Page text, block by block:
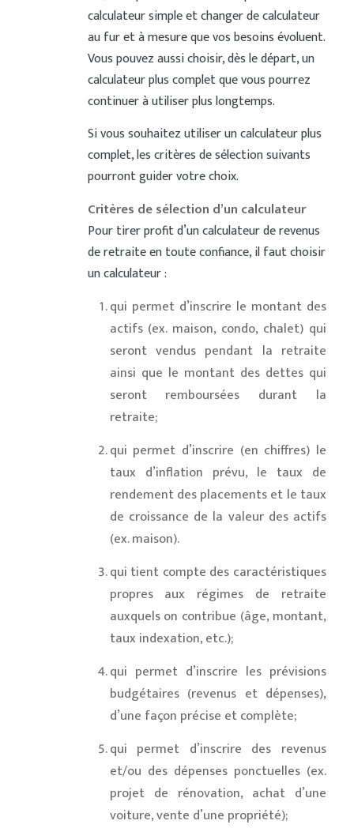
calculateur simple et changer de calculateur
au fur et à mesure que vos besoins évoluent.
Vous pouvez aussi choisir, dès le départ, un
calculateur plus complet que vous pourrez
continuer à utiliser plus longtemps.
Si vous souhaitez utiliser un calculateur plus
complet, les critères de sélection suivants
pourront guider votre choix.
Critères de sélection d’un calculateur
Pour tirer profit d’un calculateur de revenus
de retraite en toute confiance, il faut choisir
un calculateur :
qui permet d’inscrire le montant des
actifs (ex. maison, condo, chalet) qui
seront vendus pendant la retraite
ainsi que le montant des dettes qui
seront remboursées durant la
retraite;
qui permet d’inscrire (en chiffres) le
taux d’inflation prévu, le taux de
rendement des placements et le taux
de croissance de la valeur des actifs
(ex. maison).
qui tient compte des caractéristiques
propres aux régimes de retraite
auxquels on contribue (âge, montant,
taux indexation, etc.);
qui permet d’inscrire les prévisions
budgétaires (revenus et dépenses),
d’une façon précise et complète;
qui permet d’inscrire des revenus
et/ou des dépenses ponctuelles (ex.
projet de rénovation, achat d’une
voiture, vente d’une propriété);